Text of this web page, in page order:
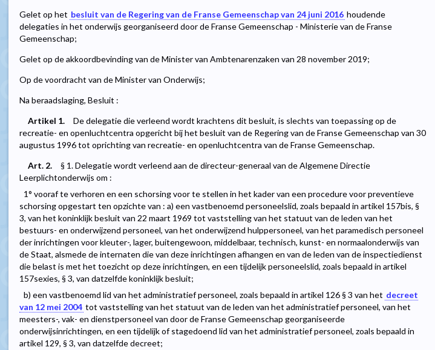
Gelet op het besluit van de Regering van de Franse Gemeenschap van 24 juni 2016 houdende
delegaties in het onderwijs georganiseerd door de Franse Gemeenschap - Ministerie van de Franse
Gemeenschap;
Gelet op de akkoordbevinding van de Minister van Ambtenarenzaken van 28 november 2019;
Op de voordracht van de Minister van Onderwijs;
Na beraadslaging, Besluit :
Artikel 1.
De delegatie die verleend wordt krachtens dit besluit, is slechts van toepassing op de
recreatie- en openluchtcentra opgericht bij het besluit van de Regering van de Franse Gemeenschap van 30
augustus 1996 tot oprichting van recreatie- en openluchtcentra van de Franse Gemeenschap.
Art. 2.
§ 1. Delegatie wordt verleend aan de directeur-generaal van de Algemene Directie
Leerplichtonderwijs om :
1° vooraf te verhoren en een schorsing voor te stellen in het kader van een procedure voor preventieve
schorsing opgestart ten opzichte van : a) een vastbenoemd personeelslid, zoals bepaald in artikel 157bis, §
3, van het koninklijk besluit van 22 maart 1969 tot vaststelling van het statuut van de leden van het
bestuurs- en onderwijzend personeel, van het onderwijzend hulppersoneel, van het paramedisch personeel
der inrichtingen voor kleuter-, lager, buitengewoon, middelbaar, technisch, kunst- en normaalonderwijs van
de Staat, alsmede de internaten die van deze inrichtingen afhangen en van de leden van de inspectiedienst
die belast is met het toezicht op deze inrichtingen, en een tijdelijk personeelslid, zoals bepaald in artikel
157sexies, § 3, van datzelfde koninklijk besluit;
b) een vastbenoemd lid van het administratief personeel, zoals bepaald in artikel 126 § 3 van het decreet
van 12 mei 2004 tot vaststelling van het statuut van de leden van het administratief personeel, van het
meesters-, vak- en dienstpersoneel van door de Franse Gemeenschap georganiseerde
onderwijsinrichtingen, en een tijdelijk of stagedoend lid van het administratief personeel, zoals bepaald in
artikel 129, § 3, van datzelfde decreet;